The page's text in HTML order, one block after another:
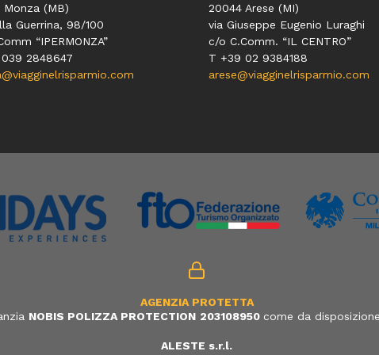
(MB)
Guerrina, 98/100
“IPERMONZA”
2848647
20044 Arese (MI)
via Giuseppe Eugenio Luraghi
c/o C.Comm. “IL CENTRO”
T +39 02 9384188
arese@viagginelrisparmio.com
AGENZIA PROTETTA
NOBIS POLIZZA PROTECTION 203108950 come da
ALESTE s.r.l.